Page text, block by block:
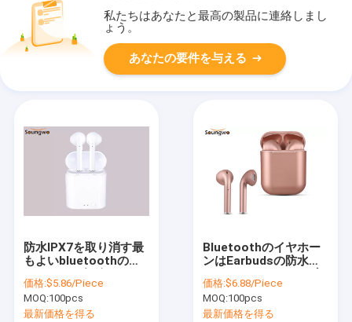
私たちはあなたと最高の製品に連絡しまし
ょう。
あなたの要件を与える
防水IPX7を取り消す最
もよいbluetoothの
ーンの携帯用騒音
価格:$5.86/Piece
MOQ:100pcs
最新価格を得る
Bluetoothのイヤホー
ンはEarbudsの防水ハ
響の取り消を言い触ら
す
価格:$6.88/Piece
MOQ:100pcs
最新価格を得る